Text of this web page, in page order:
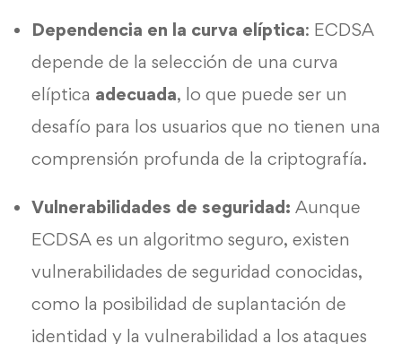
Dependencia en la curva elíptica: ECDSA
depende de la selección de una curva
elíptica adecuada, lo que puede ser un
desafío para los usuarios que no tienen una
comprensión profunda de la criptografía.
Vulnerabilidades de seguridad: Aunque
ECDSA es un algoritmo seguro, existen
vulnerabilidades de seguridad conocidas,
como la posibilidad de suplantación de
identidad y la vulnerabilidad a los ataques